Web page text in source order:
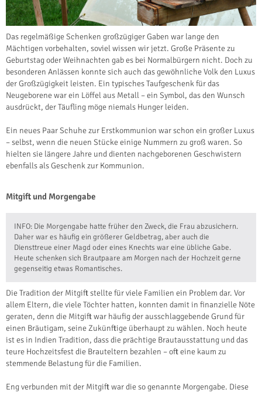
Das regelmäßige Schenken großzügiger Gaben war lange den
Mächtigen vorbehalten, soviel wissen wir jetzt. Große Präsente zu
Geburtstag oder Weihnachten gab es bei Normalbürgern nicht. Doch zu
besonderen Anlässen konnte sich auch das gewöhnliche Volk den Luxus
der Großzügigkeit leisten. Ein typisches Taufgeschenk für das
Neugeborene war ein Löffel aus Metall – ein Symbol, das den Wunsch
ausdrückt, der Täufling möge niemals Hunger leiden.
Ein neues Paar Schuhe zur Erstkommunion war schon ein großer Luxus
– selbst, wenn die neuen Stücke einige Nummern zu groß waren. So
hielten sie längere Jahre und dienten nachgeborenen Geschwistern
ebenfalls als Geschenk zur Kommunion.
Mitgift und Morgengabe
INFO: Die Morgengabe hatte früher den Zweck, die Frau abzusichern.
Daher war es häufig ein größerer Geldbetrag, aber auch die
Diensttreue einer Magd oder eines Knechts war eine übliche Gabe.
Heute schenken sich Brautpaare am Morgen nach der Hochzeit gerne
gegenseitig etwas Romantisches.
Die Tradition der Mitgift stellte für viele Familien ein Problem dar. Vor
allem Eltern, die viele Töchter hatten, konnten damit in finanzielle Nöte
geraten, denn die Mitgift war häufig der ausschlaggebende Grund für
einen Bräutigam, seine Zukünftige überhaupt zu wählen. Noch heute
ist es in Indien Tradition, dass die prächtige Brautausstattung und das
teure Hochzeitsfest die Brauteltern bezahlen – oft eine kaum zu
stemmende Belastung für die Familien.
Eng verbunden mit der Mitgift war die so genannte Morgengabe. Diese